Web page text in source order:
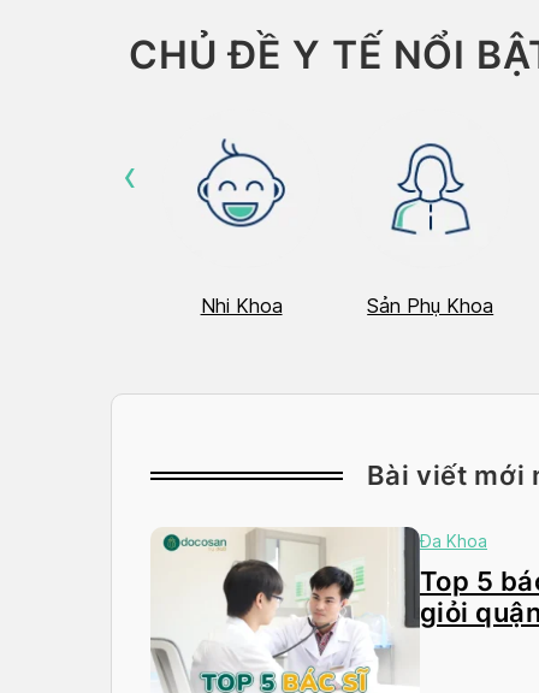
CHỦ ĐỀ Y TẾ NỔI
Nhi Khoa Sản Phụ Khoa
‹
Bài viết mới
Đa Khoa
Top 5
giỏi